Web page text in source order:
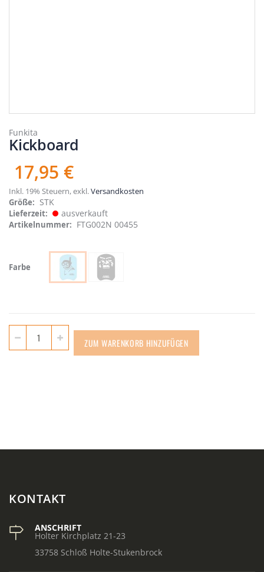
Anfang
der
Bildergalerie
Funkita
Kickboard
17,95 €
Inkl. 19% Steuern,exkl. Versandkosten
Größe
STK
Lieferzeit ausverkauft
Artikelnummer FTG002N 00455
Farbe
ZUM WARENKORB HINZUFÜGEN
KONTAKT
ANSCHRIFT
Holter Kirchplatz 21-23
33758 Schloß Holte-Stukenbrock